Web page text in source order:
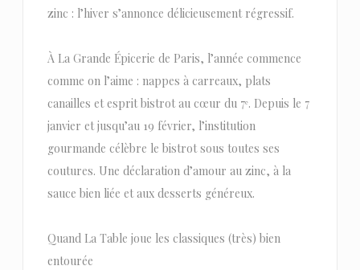
zinc : l’hiver s’annonce délicieusement régressif.
À La Grande Épicerie de Paris, l’année commence
comme on l’aime : nappes à carreaux, plats
canailles et esprit bistrot au cœur du 7ᵉ. Depuis le 7
janvier et jusqu’au 19 février, l’institution
gourmande célèbre le bistrot sous toutes ses
coutures. Une déclaration d’amour au zinc, à la
sauce bien liée et aux desserts généreux.
Quand La Table joue les classiques (très) bien
entourée